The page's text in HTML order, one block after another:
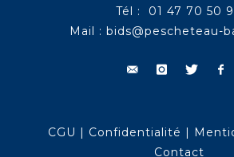
Tél : 01 47 70 50
Mail : bids@pescheteau-
CGU | Confidentialité |
Contact